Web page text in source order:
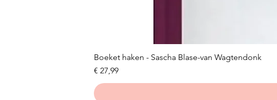
Boeket haken - Sascha Blase-van Wagtendonk
Prijs
€ 27,99